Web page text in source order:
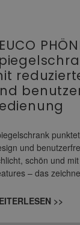
und
schön und
– das
>>